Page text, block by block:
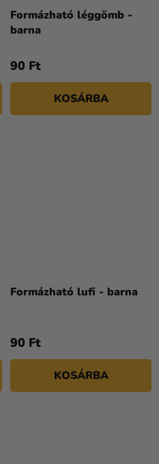
Formázható léggömb -
barna
90 Ft
KOSÁRBA
Formázható lufi - barna
90 Ft
KOSÁRBA